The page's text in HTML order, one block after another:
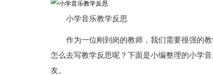
小学音乐教学反思
作为一位刚到岗的教师，我们需要很强的
怎么去写教学反思呢？下面是小编整理的小学
友。